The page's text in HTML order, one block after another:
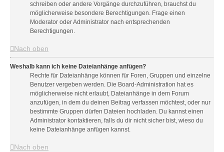
schreiben oder andere Vorgänge durchzuführen, brauchst du
möglicherweise besondere Berechtigungen. Frage einen
Moderator oder Administrator nach entsprechenden
Berechtigungen.
Nach oben
Weshalb kann ich keine Dateianhänge anfügen?
Rechte für Dateianhänge können für Foren, Gruppen und einzelne
Benutzer vergeben werden. Die Board-Administration hat es
möglicherweise nicht erlaubt, Dateianhänge in dem Forum
anzufügen, in dem du deinen Beitrag verfassen möchtest, oder nur
bestimmte Gruppen dürfen Dateien hochladen. Du kannst einen
Administrator kontaktieren, falls du dir nicht sicher bist, wieso du
keine Dateianhänge anfügen kannst.
Nach oben